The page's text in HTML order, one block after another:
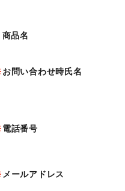
商品名
お問い合わせ時氏名
電話番号
メールアドレス